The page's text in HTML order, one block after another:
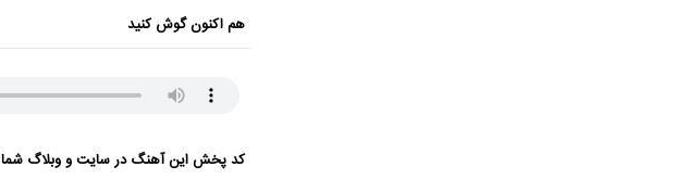
هم اکنون گوش کنید
کد پخش این آهنگ در سایت و وبلاگ شما